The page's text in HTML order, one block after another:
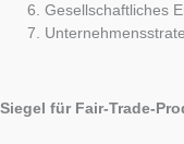
Gesellschaftliches
Siegel für Fair-Trade-